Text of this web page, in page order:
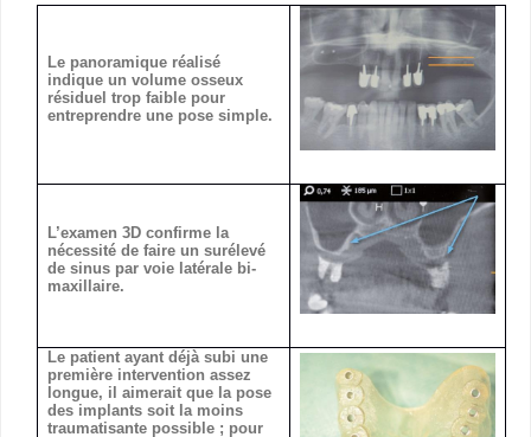
Le panoramique réalisé
indique un volume osseux
résiduel trop faible pour
entreprendre une pose simple.
L’examen 3D confirme la
nécessité de faire un surélevé
de sinus par voie latérale bi-
maxillaire.
Le patient ayant déjà subi une
première intervention assez
longue, il aimerait que la pose
des implants soit la moins
traumatisante possible ; pour